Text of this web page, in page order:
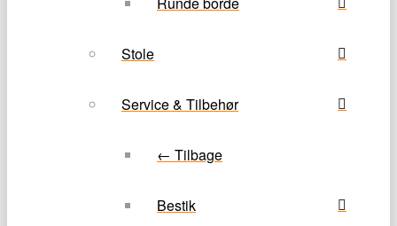
Stole
Service & Tilbehør
← Tilbage
Bestik